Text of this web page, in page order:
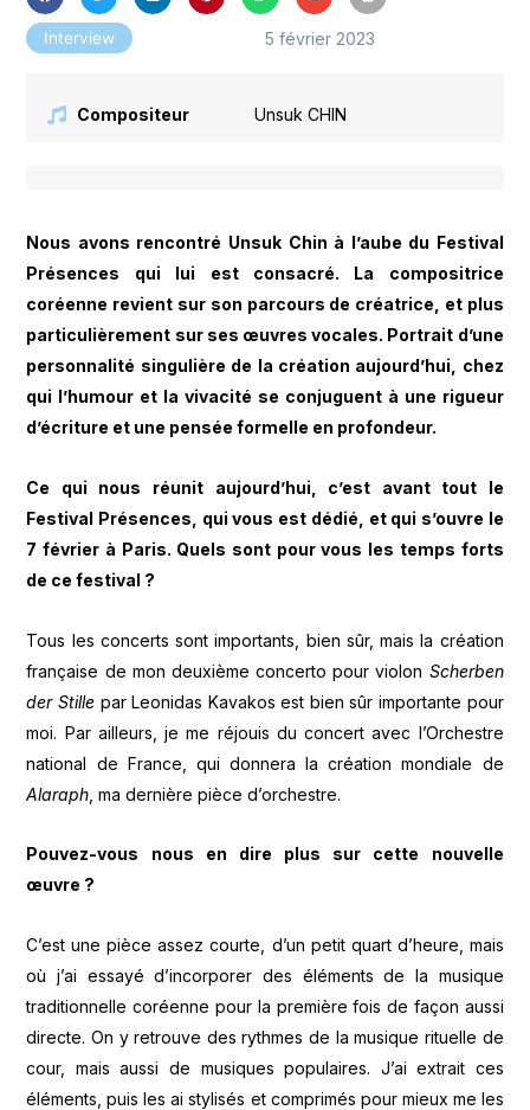
Interview 5 février 2023
Compositeur Unsuk CHIN
Nous avons rencontré Unsuk Chin à l’aube du Festival
Présences qui lui est consacré. La compositrice
coréenne revient sur son parcours de créatrice, et plus
particulièrement sur ses œuvres vocales. Portrait d’une
personnalité singulière de la création aujourd’hui, chez
qui l’humour et la vivacité se conjuguent à une rigueur
d’écriture et une pensée formelle en profondeur.
Ce qui nous réunit aujourd’hui, c’est avant tout le
Festival Présences, qui vous est dédié, et qui s’ouvre le
7 février à Paris. Quels sont pour vous les temps forts
de ce festival ?
Tous les concerts sont importants, bien sûr, mais la création
française de mon deuxième concerto pour violon Scherben
der Stillepar Leonidas Kavakos est bien sûr importante pour
moi. Par ailleurs, je me réjouis du concert avec l’Orchestre
national de France, qui donnera la création mondiale de
Alaraph , ma dernière pièce d’orchestre.
Pouvez-vous nous en dire plus sur cette nouvelle
œuvre ?
C’est une pièce assez courte, d’un petit quart d’heure, mais
où j’ai essayé d’incorporer des éléments de la musique
traditionnelle coréenne pour la première fois de façon aussi
directe. On y retrouve des rythmes de la musique rituelle de
cour, mais aussi de musiques populaires. J’ai extrait ces
éléments, puis les ai stylisés et comprimés pour mieux me les